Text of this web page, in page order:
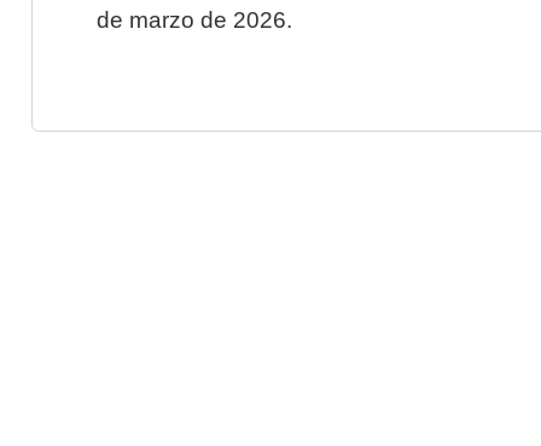
de marzo de 2026.